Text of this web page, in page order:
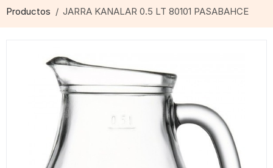
Productos JARRA KANALAR 0.5 LT 80101 PASABAHCE